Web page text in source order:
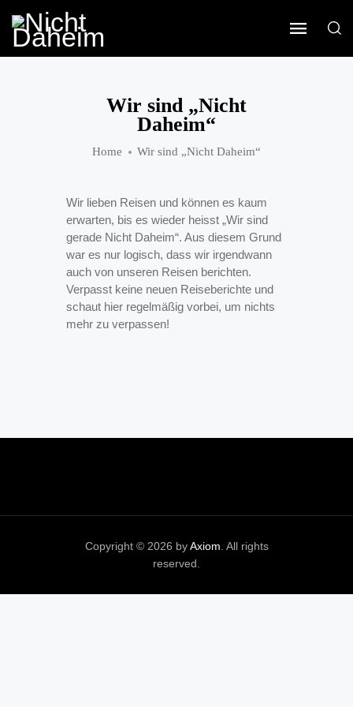
Wir sind „Nicht
Daheim“
Home Wir sind „Nicht Daheim“
Wir lieben Reisen und können es kaum
erwarten, bis es wieder heisst „Wir sind
gerade Nicht Daheim“. Aus diesem Grund
war es nur logisch, dass wir irgendwann
auch von unseren Reisen berichten.
Verpasst keine neuen Reiseberichte und
schaut hier regelmäßig vorbei, um nichts
mehr zu verpassen!
Copyright © 2026 byAxiom. All rights
reserved.